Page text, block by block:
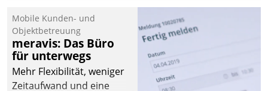
integrieren.
Mobile Kunden- und
Objektbetreuung
meravis: Das Büro
für unterwegs
Mehr Flexibilität, weniger
Zeitaufwand und eine